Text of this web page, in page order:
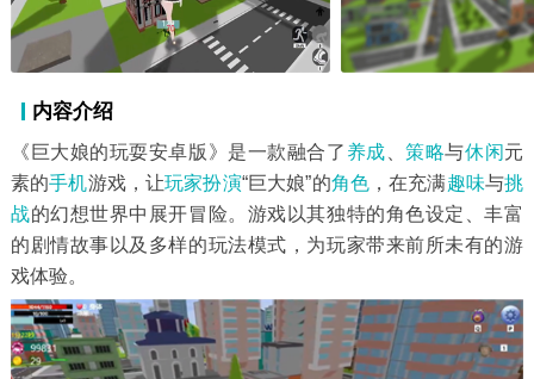
内容介绍
《巨大娘的玩耍安卓版》是一款融合了 养成 、策略与休闲元
素的手机游戏，让玩家扮演“巨大娘”的角色 ，在充满趣味与挑
战的幻想世界中展开冒险。游戏以其独特的角色设定、丰富
的剧情故事以及多样的玩法模式，为玩家带来前所未有的游
戏体验。